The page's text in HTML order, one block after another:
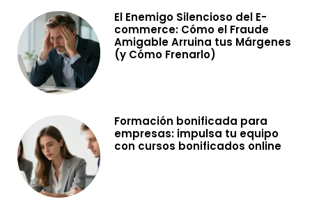
El Enemigo Silencioso del E-
commerce: Cómo el Fraude
Amigable Arruina tus Márgenes
(y Cómo Frenarlo)
Formación bonificada para
empresas: impulsa tu equipo
con cursos bonificados online